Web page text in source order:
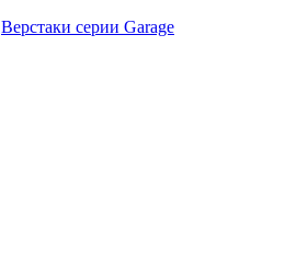
Верстаки серии Garage